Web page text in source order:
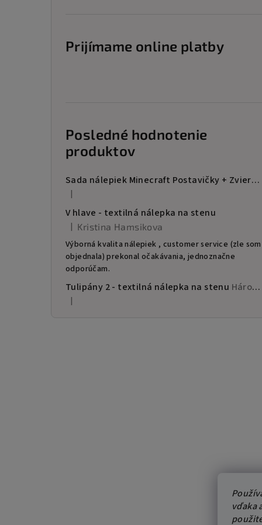
vďaka
Prijímame online platby
Posledné hodnotenie
produktov
Sada nálepiek Minecraft Postavičky + Zvieratá
Hodnotenie produktu je 5 z 5 hviezdičiek.
|
V hlave - textilná nálepka na stenu
Hodnotenie produktu je 5 z 5 hviezdičiek.
| Kristina Hamsikova
Výborná kvalita nálepiek , customer service (zle som
objednala) prekonal očakávania, jednoznačne
odporúčam.
Tulipány 2 - textilná nálepka na stenu Hárok 60×120cm • 13 samostatných nálepiek
Hodnotenie produktu je 5 z 5 hviezdičiek.
|